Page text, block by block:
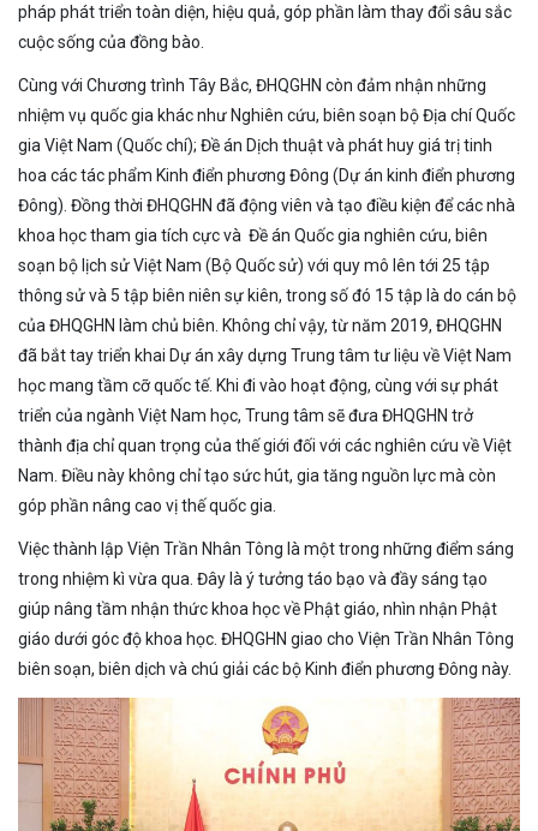
pháp phát triển toàn diện, hiệu quả, góp phần làm thay đổi sâu sắc
cuộc sống của đồng bào.
Cùng với Chương trình Tây Bắc, ĐHQGHN còn đảm nhận những
nhiệm vụ quốc gia khác như Nghiên cứu, biên soạn bộ Địa chí Quốc
gia Việt Nam (Quốc chí); Đề án Dịch thuật và phát huy giá trị tinh
hoa các tác phẩm Kinh điển phương Đông (Dự án kinh điển phương
Đông). Đồng thời ĐHQGHN đã động viên và tạo điều kiện để các nhà
khoa học tham gia tích cực và Đề án Quốc gia nghiên cứu, biên
soạn bộ lịch sử Việt Nam (Bộ Quốc sử) với quy mô lên tới 25 tập
thông sử và 5 tập biên niên sự kiên, trong số đó 15 tập là do cán bộ
của ĐHQGHN làm chủ biên. Không chỉ vậy, từ năm 2019, ĐHQGHN
đã bắt tay triển khai Dự án xây dựng Trung tâm tư liệu về Việt Nam
học mang tầm cỡ quốc tế. Khi đi vào hoạt động, cùng với sự phát
triển của ngành Việt Nam học, Trung tâm sẽ đưa ĐHQGHN trở
thành địa chỉ quan trọng của thế giới đối với các nghiên cứu về Việt
Nam. Điều này không chỉ tạo sức hút, gia tăng nguồn lực mà còn
góp phần nâng cao vị thế quốc gia.
Việc thành lập Viện Trần Nhân Tông là một trong những điểm sáng
trong nhiệm kì vừa qua. Đây là ý tưởng táo bạo và đầy sáng tạo
giúp nâng tầm nhận thức khoa học về Phật giáo, nhìn nhận Phật
giáo dưới góc độ khoa học. ĐHQGHN giao cho Viện Trần Nhân Tông
biên soạn, biên dịch và chú giải các bộ Kinh điển phương Đông này.